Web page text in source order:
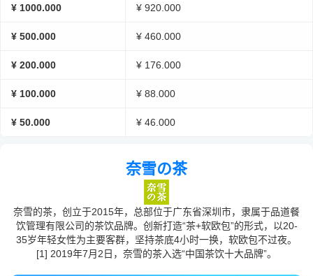
¥ 1000.000 ¥ 920.000
¥ 500.000 ¥ 460.000
¥ 200.000 ¥ 176.000
¥ 100.000 ¥ 88.000
¥ 50.000 ¥ 46.000
奈雪の茶
奈雪的茶，创立于2015年，总部位于广东省深圳市，隶属于品道餐
饮管理有限公司的茶饮品牌。创新打造“茶+软欧包”的形式，以20-
35岁年轻女性为主要客群，坚持茶底4小时一换，软欧包不过夜。
[1] 2019年7月2日，奈雪的茶入选“中国茶饮十大品牌”。